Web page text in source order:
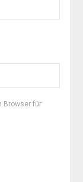
Browser für